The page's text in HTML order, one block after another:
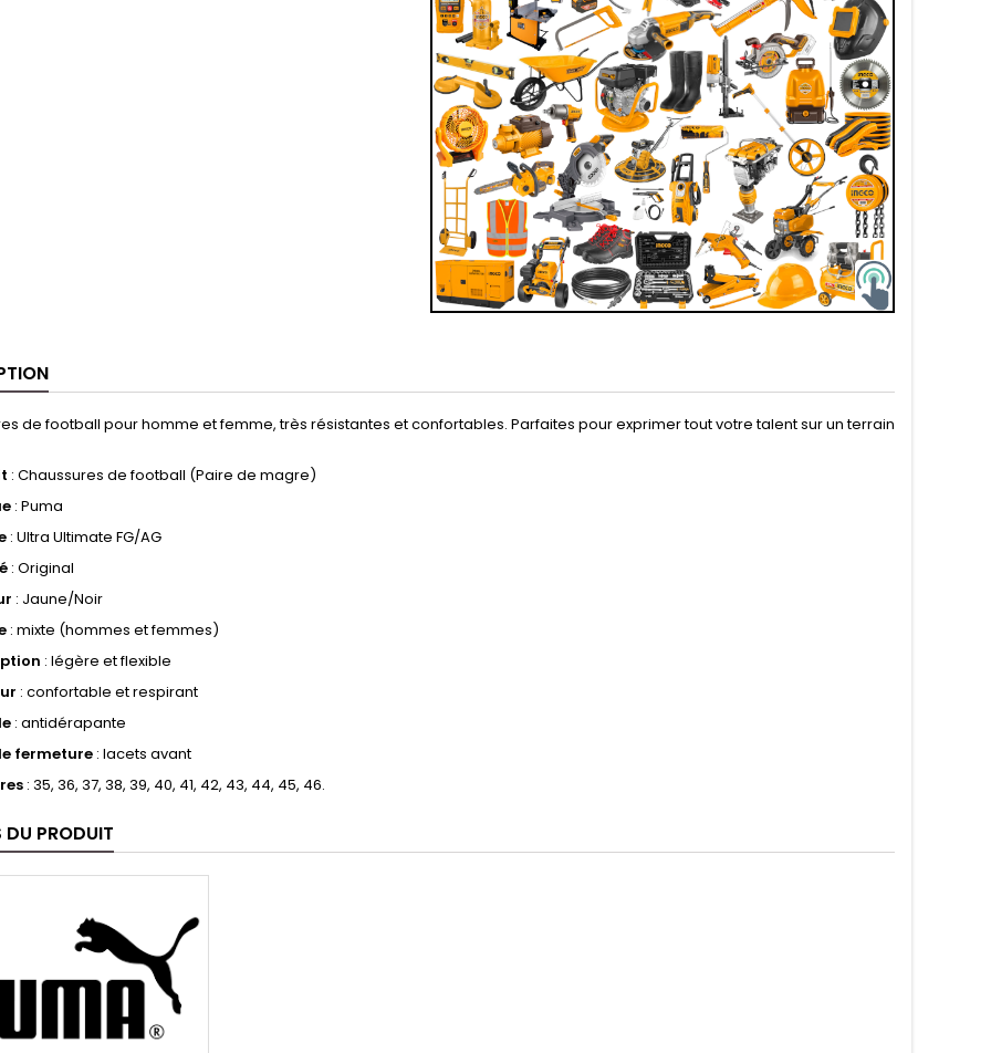
de football pour homme et femme, très résistantes et confortables. Parfaites pour exprimer tout votre talent sur un terrain
: Chaussures de football (Paire de magre)
: Puma
: Ultra Ultimate FG/AG
: Original
: Jaune/Noir
: mixte (hommes et femmes)
: légère et flexible
: confortable et respirant
: antidérapante
fermeture : lacets avant
: 35, 36, 37, 38, 39, 40, 41, 42, 43, 44, 45, 46.
DU PRODUIT